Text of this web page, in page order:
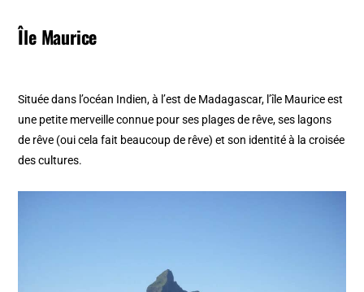
Île Maurice
Située dans l’océan Indien, à l’est de Madagascar, l’île Maurice est
une petite merveille connue pour ses plages de rêve, ses lagons
de rêve (oui cela fait beaucoup de rêve) et son identité à la croisée
des cultures.